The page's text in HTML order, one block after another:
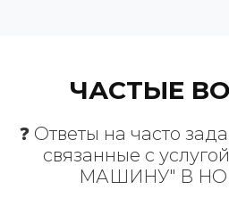
ЧАСТЫЕ
❓ Ответы на часто
связанные с
МАШИНУ" В